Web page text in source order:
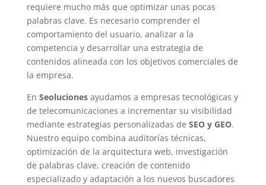
requiere mucho más que optimizar unas pocas
palabras clave. Es necesario comprender el
comportamiento del usuario, analizar a la
competencia y desarrollar una estrategia de
contenidos alineada con los objetivos comerciales de
la empresa.
En Seolucionesayudamos a empresas tecnológicas y
de telecomunicaciones a incrementar su visibilidad
mediante estrategias personalizadas de SEO y GEO.
Nuestro equipo combina auditorías técnicas,
optimización de la arquitectura web, investigación
de palabras clave, creación de contenido
especializado y adaptación a los nuevos buscadores